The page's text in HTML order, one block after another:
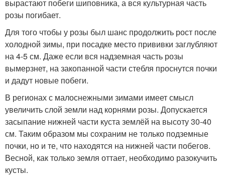
вырастают побеги шиповника, а вся культурная часть
розы погибает.
Для того чтобы у розы был шанс продолжить рост после
холодной зимы, при посадке место прививки заглубляют
на 4-5 см. Даже если вся надземная часть розы
вымерзнет, на закопанной части стебля проснутся почки
и дадут новые побеги.
В регионах с малоснежными зимами имеет смысл
увеличить слой земли над корнями розы. Допускается
засыпание нижней части куста землёй на высоту 30-40
см. Таким образом мы сохраним не только подземные
почки, но и те, что находятся на нижней части побегов.
Весной, как только земля оттает, необходимо разокучить
кусты.